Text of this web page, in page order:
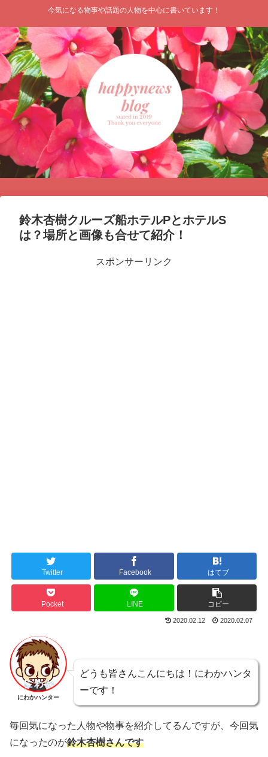
今気になる物事や話題の人物を中心に書いています！
鈴木杏樹クルーズ船ホテルPとホテルS
は？場所と画像も合せて紹介！
スポンサーリンク
Twitter Facebook はてブ
Pocket LINE コピー
2020.02.12 2020.02.07
にわかハンター
どうも皆さんこんにちは！にわかハンタ
ーです！
毎回気になった人物や物事を紹介してるんですが、今回気
になったのが鈴木杏樹さんです